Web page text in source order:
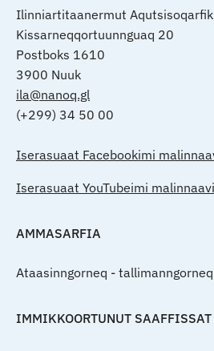
Ilinniartitaanermut Aqutsisoqarfik
Kissarneqqortuunnguaq 20
Postboks 1610
3900 Nuuk
ila@nanoq.gl
(+299) 34 50 00
Iserasuaat Facebookimi
Iserasuaat YouTubeimi
AMMASARFIA
Ataasinngorneq -
IMMIKKOORTUNUT SAAFFISSAT